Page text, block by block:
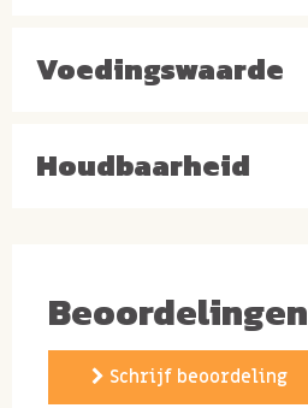
Voeg dan een stukje van ons
Voedingswaarde
Houdbaarheid
Beoordelingen
Schrijf beoordeling